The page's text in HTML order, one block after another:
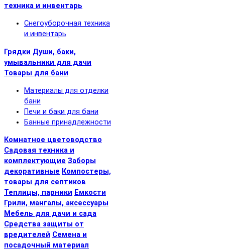
техника и инвентарь
Снегоуборочная техника
и инвентарь
Грядки Души, баки,
умывальники для дачи
Товары для бани
Материалы для отделки
бани
Печи и баки для бани
Банные принадлежности
Комнатное цветоводство
Садовая техника и
комплектующие Заборы
декоративные Компостеры,
товары для септиков
Теплицы, парники Емкости
Грили, мангалы, аксессуары
Мебель для дачи и сада
Средства защиты от
вредителей Семена и
посадочный материал